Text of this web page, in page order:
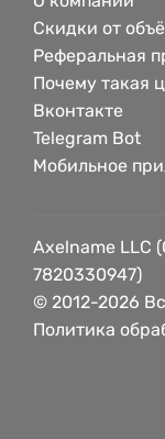
Скидки от
Реферальная
Почему такая
Вконтакте
Telegram Bot
Мобильное
Axelname LLC
7820330947)
© 2012-2026
Политика